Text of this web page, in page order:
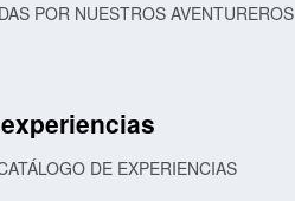
POR NUESTROS AVENTUREROS
DE EXPERIENCIAS